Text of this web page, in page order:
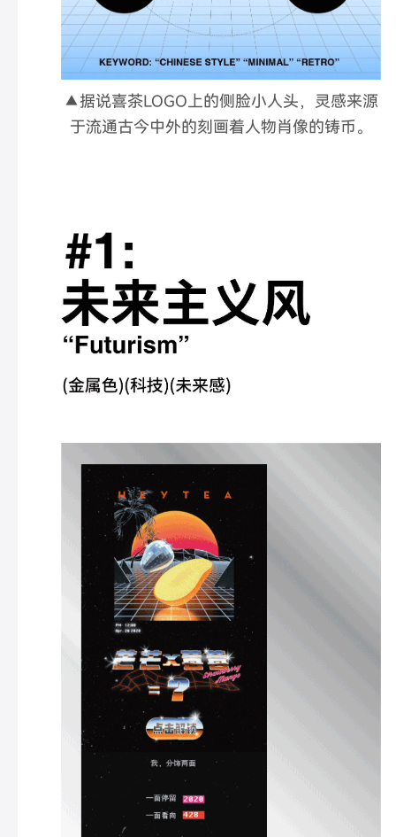
▲据说喜茶LOGO上的侧脸小人头，灵感来源
于流通古今中外的刻画着人物肖像的铸币。